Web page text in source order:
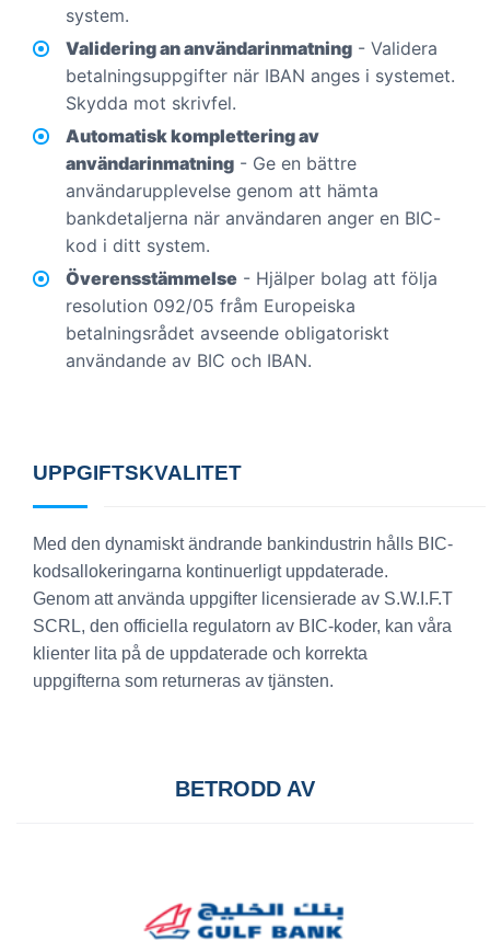
system.
Validering an användarinmatning - Validera
betalningsuppgifter när IBAN anges i systemet.
Skydda mot skrivfel.
Automatisk komplettering av
användarinmatning - Ge en bättre
användarupplevelse genom att hämta
bankdetaljerna när användaren anger en BIC-
kod i ditt system.
Överensstämmelse - Hjälper bolag att följa
resolution 092/05 fråm Europeiska
betalningsrådet avseende obligatoriskt
användande av BIC och IBAN.
UPPGIFTSKVALITET
Med den dynamiskt ändrande bankindustrin hålls BIC-
kodsallokeringarna kontinuerligt uppdaterade.
Genom att använda uppgifter licensierade av S.W.I.F.T
SCRL, den officiella regulatorn av BIC-koder, kan våra
klienter lita på de uppdaterade och korrekta
uppgifterna som returneras av tjänsten.
BETRODD AV